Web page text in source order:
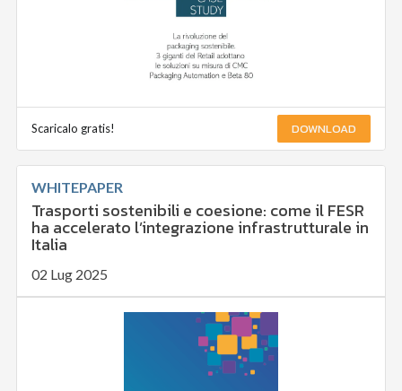
Scaricalo gratis! DOWNLOAD
WHITEPAPER
Trasporti sostenibili e coesione: come il FESR
ha accelerato l’integrazione infrastrutturale in
Italia
02 Lug 2025